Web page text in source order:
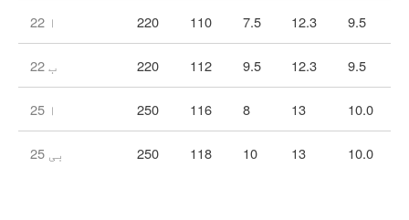
22 ا 220 110 7.5 12.3 9.5
22 ب 220 112 9.5 12.3 9.5
25 ا 250 116 8 13 10.0
25 بی 250 118 10 13 10.0